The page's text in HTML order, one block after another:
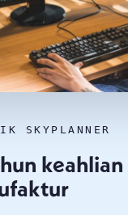
SKYPLANNER